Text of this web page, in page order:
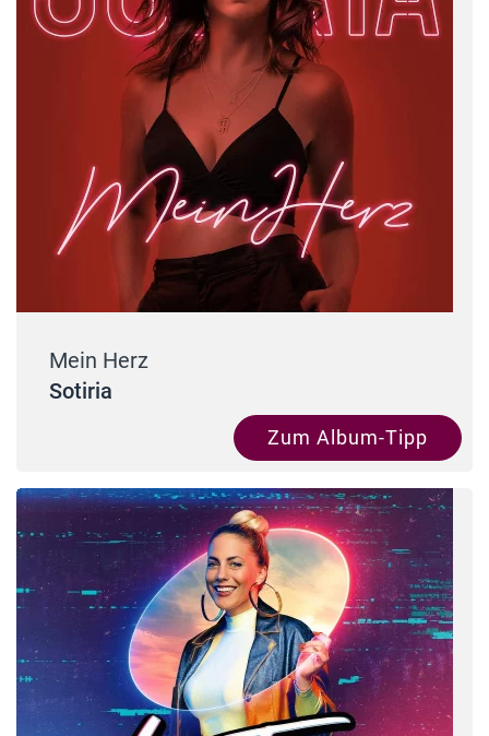
Mein Herz
Sotiria
Zum Album-Tipp